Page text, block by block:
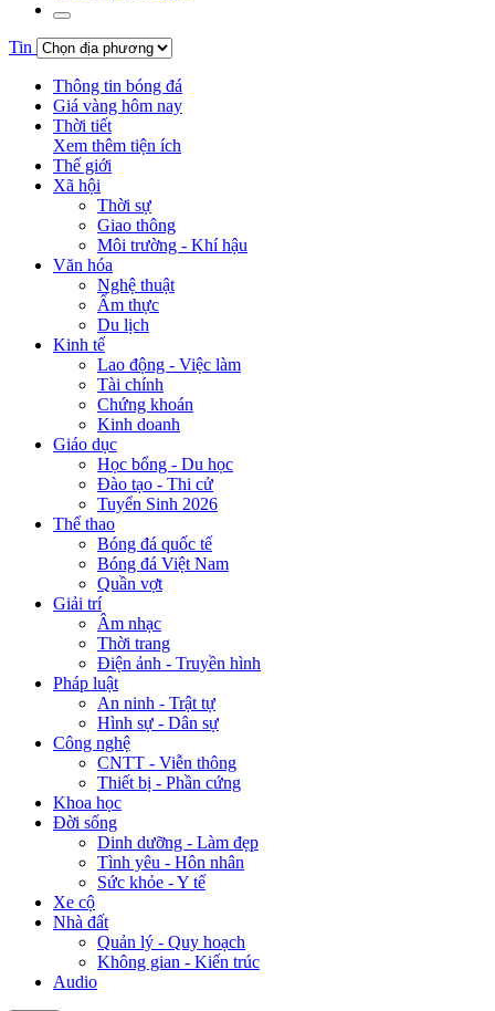
Tin
Thông tin bóng đá
Giá vàng hôm nay
Thời tiết
Xem thêm tiện ích
Thế giới
Xã hội
Thời sự
Giao thông
Môi trường - Khí hậu
Văn hóa
Nghệ thuật
Ẩm thực
Du lịch
Kinh tế
Lao động - Việc làm
Tài chính
Chứng khoán
Kinh doanh
Giáo dục
Học bổng - Du học
Đào tạo - Thi cử
Tuyển Sinh 2026
Thể thao
Bóng đá quốc tế
Bóng đá Việt Nam
Quần vợt
Giải trí
Âm nhạc
Thời trang
Điện ảnh - Truyền hình
Pháp luật
An ninh - Trật tự
Hình sự - Dân sự
Công nghệ
CNTT - Viễn thông
Thiết bị - Phần cứng
Khoa học
Đời sống
Dinh dưỡng - Làm đẹp
Tình yêu - Hôn nhân
Sức khỏe - Y tế
Xe cộ
Nhà đất
Quản lý - Quy hoạch
Không gian - Kiến trúc
Audio